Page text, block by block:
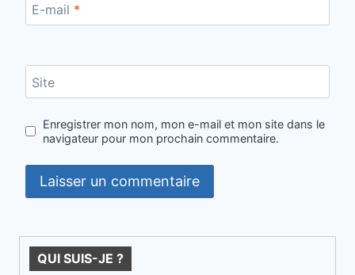
E-mail *
Site
Enregistrer mon nom, mon e-mail et mon site dans le
navigateur pour mon prochain commentaire.
QUI SUIS-JE ?